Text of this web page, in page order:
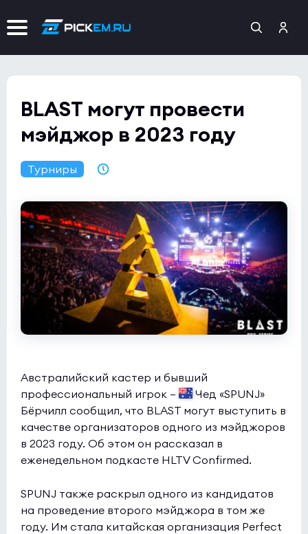
BLAST могут провести
мэйджор в 2023 году
Турниры
Австралийский кастер и бывший
профессиональный игрок —
Чед «SPUNJ»
Бёрчилл сообщил, что BLAST могут выступить в
качестве организаторов одного из мэйджоров
в 2023 году. Об этом он рассказал в
еженедельном подкасте HLTV Confirmed.
SPUNJ также раскрыл одного из кандидатов
на проведение второго мэйджора в том же
году. Им стала китайская организация Perfect